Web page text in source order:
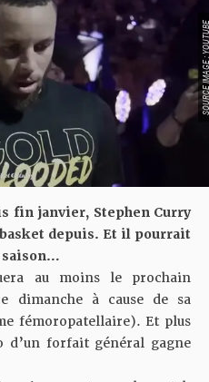
SOURCE
fin janvier, Stephen Curry
depuis. Et il pourrait
saison…
au moins le prochain
dimanche à cause de sa
fémoropatellaire). Et plus
d’un forfait général gagne